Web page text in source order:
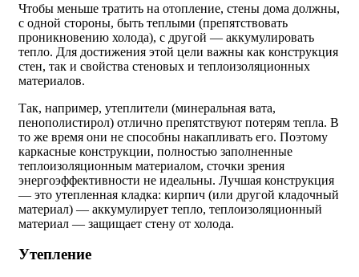
Чтобы меньше тратить на отопление, стены дома должны,
с одной стороны, быть теплыми (препятствовать
проникновению холода), с другой — аккумулировать
тепло. Для достижения этой цели важны как конструкция
стен, так и свойства стеновых и теплоизоляционных
материалов.
Так, например, утеплители (минеральная вата,
пенополистирол) отлично препятствуют потерям тепла. В
то же время они не способны накапливать его. Поэтому
каркасные конструкции, полностью заполненные
теплоизоляционным материалом, сточки зрения
энергоэффективности не идеальны. Лучшая конструкция
— это утепленная кладка: кирпич (или другой кладочный
материал) — аккумулирует тепло, теплоизоляционный
материал — защищает стену от холода.
Утепление